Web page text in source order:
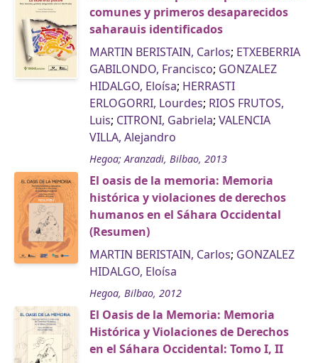
comunes y primeros desaparecidos
saharauis identificados
MARTIN BERISTAIN, Carlos; ETXEBERRIA
GABILONDO, Francisco; GONZALEZ
HIDALGO, Eloísa; HERRASTI
ERLOGORRI, Lourdes; RIOS FRUTOS,
Luis; CITRONI, Gabriela; VALENCIA
VILLA, Alejandro
Hegoa; Aranzadi, Bilbao, 2013
El oasis de la memoria: Memoria
histórica y violaciones de derechos
humanos en el Sáhara Occidental
(Resumen)
MARTIN BERISTAIN, Carlos; GONZALEZ
HIDALGO, Eloísa
Hegoa, Bilbao, 2012
El Oasis de la Memoria: Memoria
Histórica y Violaciones de Derechos
en el Sáhara Occidental: Tomo I, II